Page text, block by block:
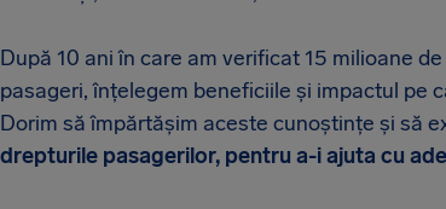
După 10 ani în care am verificat 15 milioane
pasageri, înțelegem beneficiile și impactul pe
Dorim să împărtășim aceste cunoștințe și să
drepturile pasagerilor, pentru a-i ajuta cu